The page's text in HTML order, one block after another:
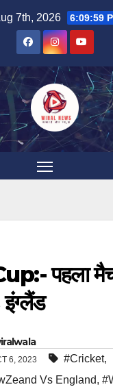
7th, 2026 6:10:00
पहला
6, 2023 #Cricket,
Vs England,